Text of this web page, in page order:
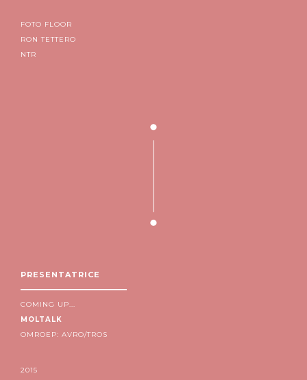
FOTO FLOOR
RON TETTERO
NTR
PRESENTATRICE
COMING UP...
MOLTALK
OMROEP: AVRO/TROS
2015